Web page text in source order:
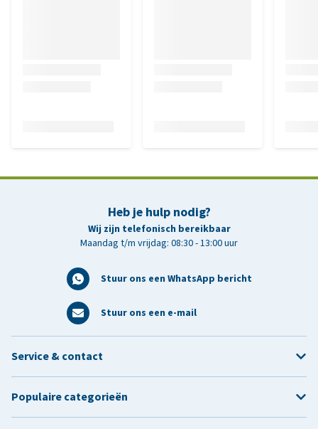
Heb je hulp nodig?
Wij zijn telefonisch bereikbaar
Maandag t/m vrijdag: 08:30 - 13:00 uur
Stuur ons een WhatsApp bericht
Stuur ons een e-mail
Service & contact
Populaire categorieën